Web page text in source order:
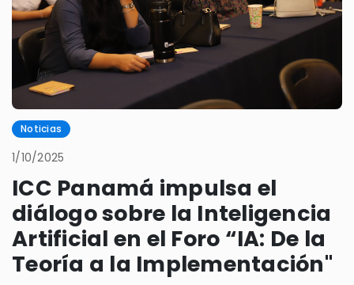
Noticias
1/10/2025
ICC Panamá impulsa el
diálogo sobre la Inteligencia
Artificial en el Foro “IA: De la
Teoría a la Implementación"